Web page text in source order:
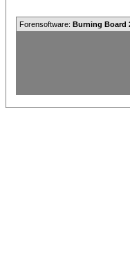
Forensoftware: Burning Board